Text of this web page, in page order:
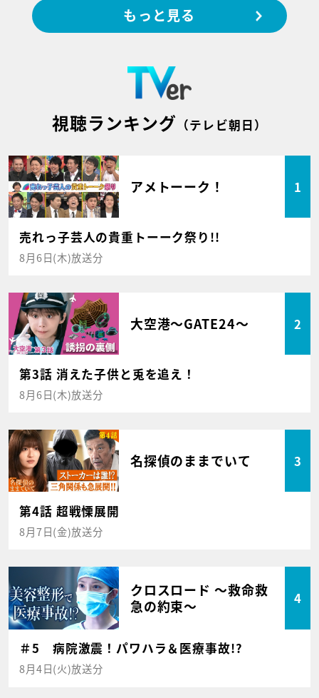
もっと見る
視聴ランキング （テレビ朝日）
アメトーーク！ 1
売れっ子芸人の貴重トーーク祭り!!
8月6日(木)放送分
大空港～GATE24～ 2
第3話 消えた子供と兎を追え！
8月6日(木)放送分
名探偵のままでいて 3
第4話 超戦慄展開
8月7日(金)放送分
クロスロード ～救命救
急の約束～
4
＃5 病院激震！パワハラ＆医療事故!?
8月4日(火)放送分